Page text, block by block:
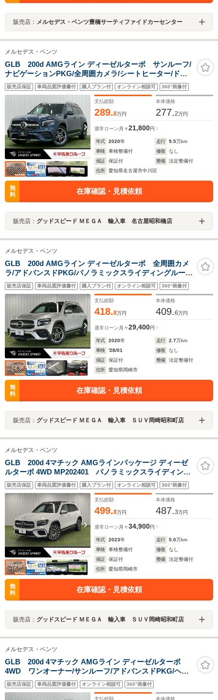
販売店： メルセデス・ベンツ豊橋サーティファイドカーセンター
メルセデス・ベンツ
GLB 200d AMGライン ディーゼルターボ サンルーフ/
ナビゲーションPKG/全周囲カメラ/シートヒーター/ドラ
イブレコーダー/レーダークルーズ/ブラインドスポット/ク
リアランスソナー/電動リアゲート/シートヒーター/シート
メモリ/ルーフレール/純正アルミ/
販売店保証 車両品質評価書付 購入プラン付 オンライン相談可 360°画像付
支払総額
289.8万円
本体価格
277.2万円
通常ローン 月々21,800円
年式 2020年 走行 9.5万km
車検
車検整備付 修復
なし
保証
保証付 整備
法定整備付
住所
愛知県名古屋市中川区
無
料
在庫確認・見積依頼
販売店： グッドスピード ＭＥＧＡ 輸入車 名古屋昭和橋店
メルセデス・ベンツ
GLB 200d AMGライン ディーゼルターボ 全周囲カメ
ラ/アドバンスドPKG/パノラミックスライディングルー
フ/レザーエクスクルーシブPKG/ナビゲーションPKG/赤
黒ツートンレザー/ヘッドアップディスプレイ/ブラインド
スポットモニター/電動リアゲート/
販売店保証 車両品質評価書付 購入プラン付 オンライン相談可 360°画像付
支払総額
418.8万円
本体価格
409.6万円
通常ローン 月々29,400円
年式 2020年 走行 2.7万km
車検
'28/01 修復
なし
保証
保証付 整備
法定整備付
住所
愛知県岡崎市
無
料
在庫確認・見積依頼
販売店： グッドスピード ＭＥＧＡ 輸入車 ＳＵＶ岡崎昭和町店
メルセデス・ベンツ
GLB 200d 4マチック AMGラインパッケージ ディーゼ
ルターボ 4WD MP202401 パノラミックスライディング
ルーフ/後期モデル/OP20インチアルミ/電動リアゲート/ブ
ラインドスポットモニター/アダプティブクルーズコント
ロール/全方位カメラ/シートヒーター/パドルシフト/パワ
ーシート/ETC
販売店保証 車両品質評価書付 購入プラン付 オンライン相談可 360°画像付
支払総額
499.8万円
本体価格
487.3万円
通常ローン 月々34,900円
年式 2023年 走行 5.0万km
車検
車検整備付 修復
なし
保証
保証付 整備
法定整備付
住所
愛知県岡崎市
無
料
在庫確認・見積依頼
販売店： グッドスピード ＭＥＧＡ 輸入車 ＳＵＶ岡崎昭和町店
メルセデス・ベンツ
GLB 200d 4マチック AMGライン ディーゼルターボ
4WD ワンオーナー/サンルーフ/アドバンスドPKG/ヘッ
ドアップディスプレイ/アンビエントライト/フルセグTV/
全周囲カメラ/シートヒーター/シートメモリ/パドルシフ
販売店保証 車両品質評価書付 オンライン相談可 360°画像付
支払総額 本体価格